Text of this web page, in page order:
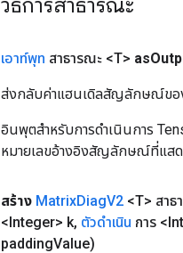
เอาท์พุท สาธารณะ <T> as
ส่งกลับค่าแฮนเดิลสัญลักษณ์ขอ
อินพุตสำหรับการดำเนินการ
หมายเลขอ้างอิงสัญลักษณ์ที่แส
สร้าง MatrixDiagV2 <T> สา
<Integer> k, ตัวดำเนิน การ
paddingValue)